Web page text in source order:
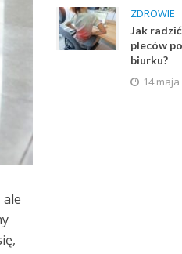
ale
ZDROWIE
Jak
pleców
biurku?
14